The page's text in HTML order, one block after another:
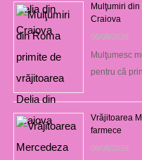
Mulţumiri
Craiova
06/08/2026
Mulţumesc
pentru că
Vrăjitoarea
farmece
06/08/2026